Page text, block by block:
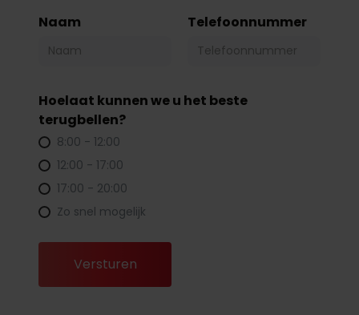
Naam
Telefoonnummer
Hoelaat kunnen we u het beste
terugbellen?
8:00 - 12:00
12:00 - 17:00
17:00 - 20:00
Zo snel mogelijk